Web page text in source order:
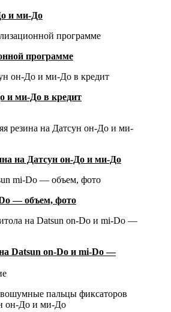
и ми-До
программе
и ми-До в кредит
на Датсун он-До и ми-До
— объем, фото
Datsun on-Do и mi-Do —